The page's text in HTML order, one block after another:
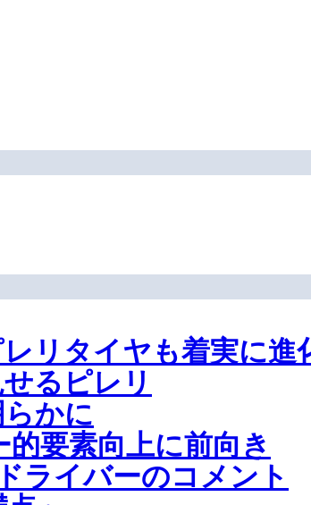
リタイヤも着実に進
るピレリ
かに
要素向上に前向き
ライバーのコメント